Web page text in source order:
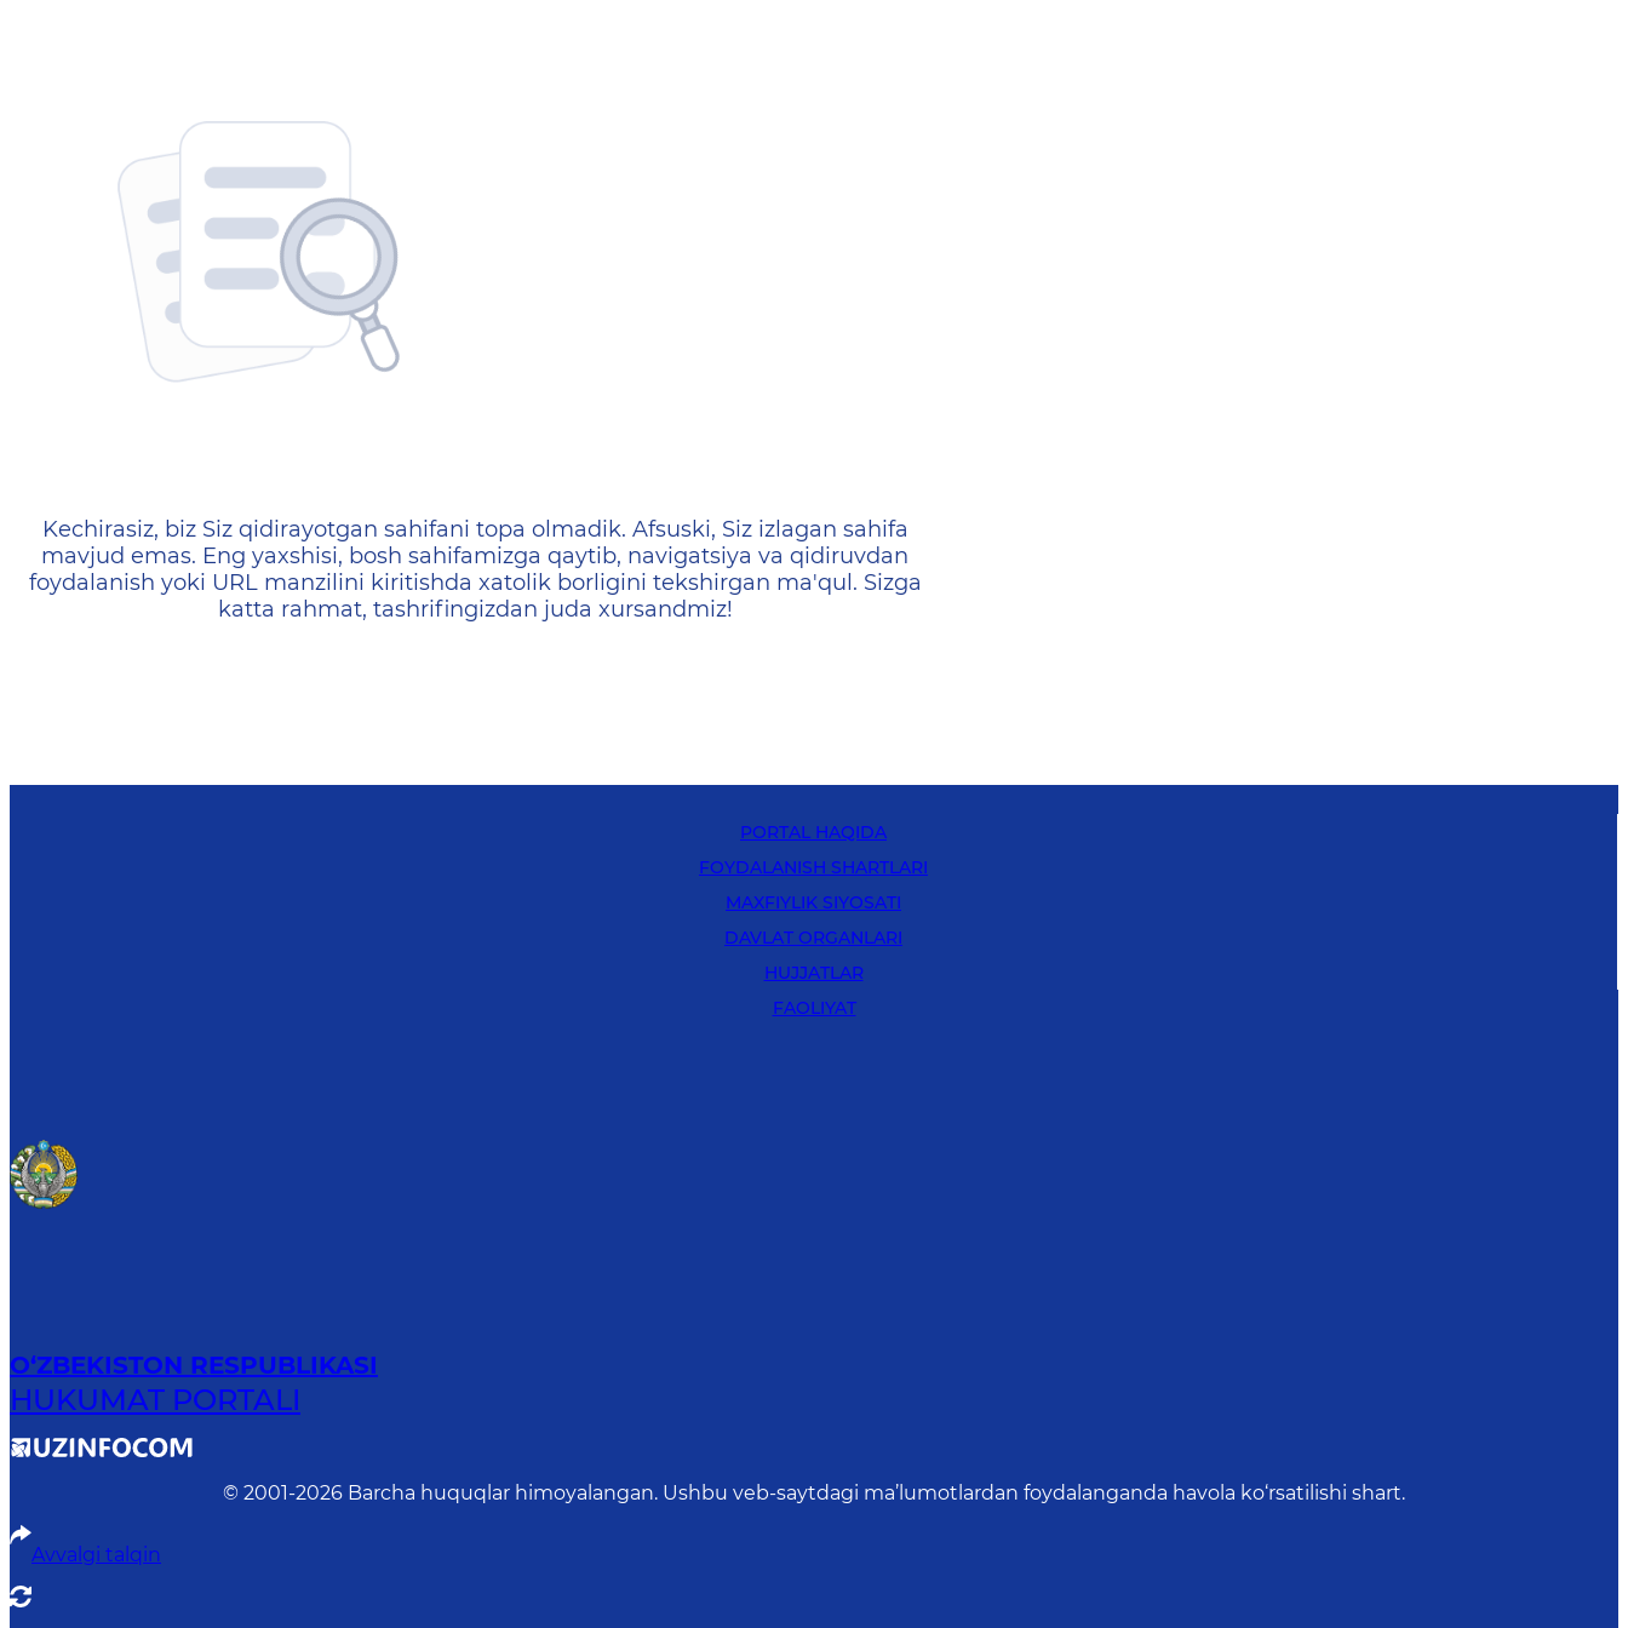
404 — Страница не найдена
Kechirasiz, biz Siz qidirayotgan sahifani topa olmadik. Afsuski, Siz izlagan sahifa
mavjud emas. Eng yaxshisi, bosh sahifamizga qaytib, navigatsiya va qidiruvdan
foydalanish yoki URL manzilini kiritishda xatolik borligini tekshirgan ma'qul. Sizga
katta rahmat, tashrifingizdan juda xursandmiz!
PORTAL HAQIDA
FOYDALANISH SHARTLARI
MAXFIYLIK SIYOSATI
DAVLAT ORGANLARI
HUJJATLAR
FAOLIYAT
O‘ZBEKISTON RESPUBLIKASI
HUKUMAT PORTALI
© 2001-2026 Barcha huquqlar himoyalangan. Ushbu veb-saytdagi ma’lumotlardan foydalanganda havola ko‘rsatilishi shart.
Avvalgi talqin